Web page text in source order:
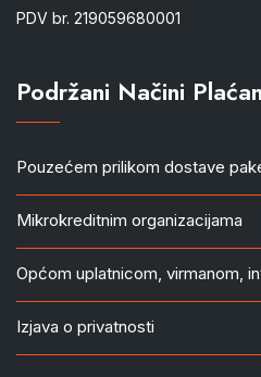
PDV br. 219059680001
Podržani Načini
Pouzećem prilikom dostave
Mikrokreditnim organizacijama
Općom uplatnicom, virmanom,
Izjava o privatnosti